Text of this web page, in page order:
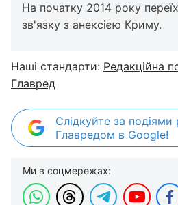
На початку 2014 року
зв'язку з анексією Криму.
Наші стандарти: Редакційна
Главред
Слідкуйте за подіями
Главредом в Google!
Ми в соцмережах: